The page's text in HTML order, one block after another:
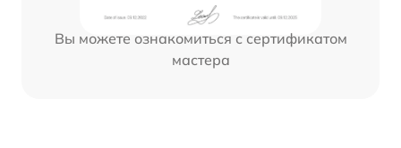
Вы можете ознакомиться с сертификатом
мастера